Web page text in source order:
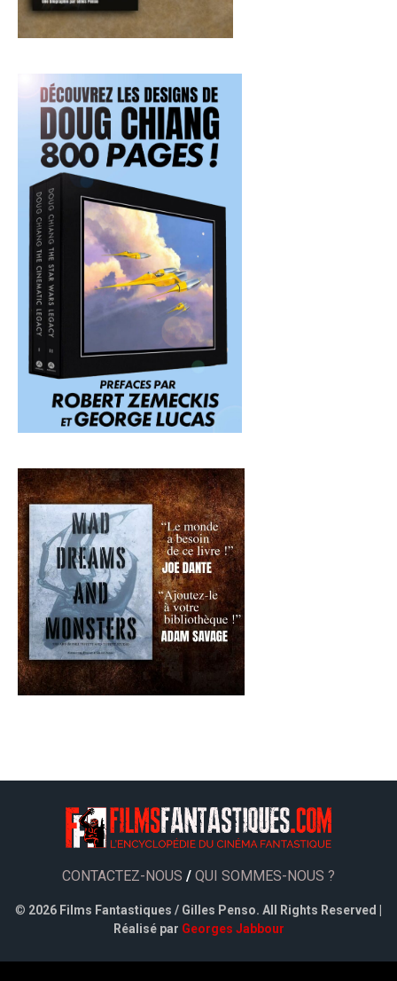
CONTACTEZ-NOUS / QUI SOMMES-NOUS ?
© 2026 Films Fantastiques / Gilles Penso. All Rights Reserved |
Réalisé par Georges Jabbour